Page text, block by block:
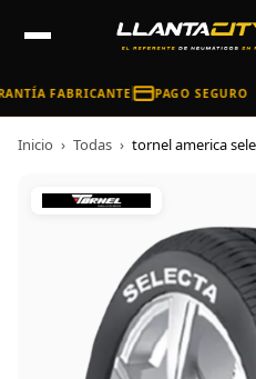
FABRICANTE PAGO SEGURO
Inicio › Todas › tornel america